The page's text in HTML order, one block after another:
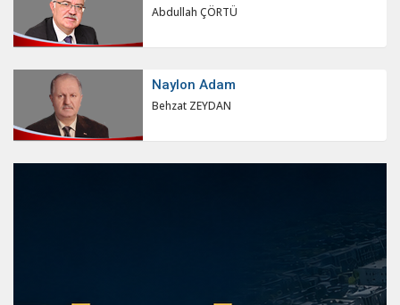
Abdullah ÇÖRTÜ
Naylon Adam
Behzat ZEYDAN